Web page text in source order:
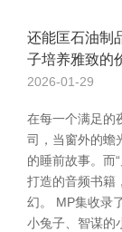
还能匡石油制
子培养雅致的
2026-01-29
在每一个满足的
司，当窗外的蟾
的睡前故事。而
打造的音频书籍
幻。 MP集收录
小兔子、智谋的